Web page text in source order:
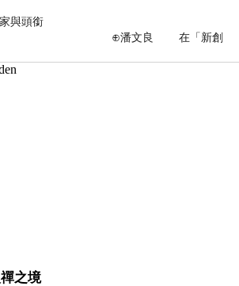
頭銜
在「新創
之境